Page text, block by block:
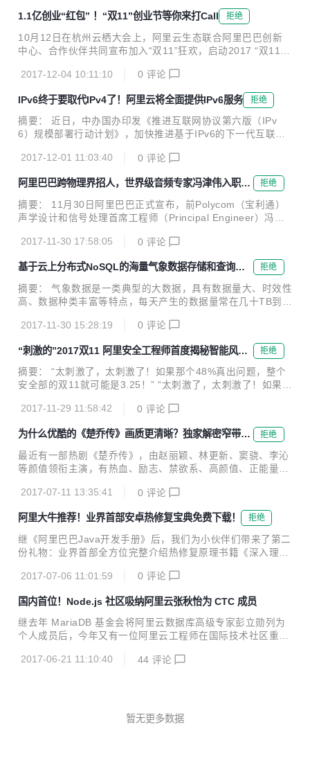
扩大的安全威胁维度和行业监管要求，企业对数据安全的防护
力度要求也在不断加码，亟需一套完整的数据安全产品，实现
不同场景应对的数据安全保护。 响应国家及市场要求，近日，
阿里云数据中台产品矩阵之一的隐私增强计算产品DataTrust
基础安全能力，及阿里云数据中台丰富的应用场景实践，能够
1.1亿创业“红包” ！“双11”创业节等你来打Call 拒绝
10月12日在杭州云栖大会上，阿里云生态联合阿里巴巴创新
中心、合作伙伴共同宣布加入“双11”狂欢，启动2017 “双11创
包”，以阿里大生态力量为初创企业提供全线科技赋能及品牌
冷启动等扶持。 据悉，“双11”创业“红包”精选于阿里巴巴创新
中心创业扶持计划---“风池计划”中的核心资源，包括阿里云、
芝麻信用、钉钉、淘宝众筹等阿里系资源；由生态伙伴提供的
数千款企业应用与服务；以及由头部创投媒体提供的初创企业
特性，“创业节”专设10月27日到31日的预热期，用户可以在此
2017-12-04 10:11:10 0 评论
IPv6终于要取代IPv4了！阿里云将全面提供IPv6服务 拒绝
摘要： 近日，中办国办印发《推进互联网协议第六版（IPv
6）规模部署行动计划》，加快推进基于IPv6的下一代互联网
亿，2020年末达到5亿，2025年末中国IPv6规模要达到世界
第一。 近日，中办国办印发《推进互联网协议第六版（IPv
6）规模部署行动计划》，加快推进基于IPv6的下一代互联网
规模部署，计划指出到2018年末国内IPv6活跃用户数要达到2
亿，2020年末达到5亿，2025年末中国IPv6规模要达到世界
第一。 阿里云宣布，为了建立下一代互联网自主技术体系和产
业生态，进一步实现下一代互联网在经济社会各领域深度融合
2017-12-01 11:03:40 0 评论
阿里巴巴跨物理界招人，世界级音频专家冯津伟入职人
工智能团队iDST
拒绝
摘要： 11月30日阿里巴巴正式宣布，前Polycom（宝利通）
声学设计和信号处理首席工程师（Principal Engineer）冯津
员，将负责语音交互设备端的声学设计和信号处理研究工作。
阿里巴巴iDST智能语音交互团队研究员 冯津伟 11月30日阿里
巴巴正式宣布，前Polycom（宝利通）声学设计和信号处理首
席工程师（Principal Engineer）冯津伟入职人工智能核心团
队iDST，担任智能语音交互团队研究员，将负责语音交互设备
职后，iDST迎来的又一位大牛级人物。 冯...
2017-11-30 17:58:05 0 评论
基于云上分布式NoSQL的海量气象数据存储和查询方
案
拒绝
摘要： 气象数据是一类典型的大数据，具有数据量大、时效性
高、数据种类丰富等特点，每天产生的数据量常在几十TB到上
象数据越来越成为一个难题，本文针对气象领域中海量模式数
据的存储和查询问题，分别介绍了传统方案和采用表格存储(T
ableStore)的方案，并对方案优缺点进行了一些总结。 前言
气象数据是一类典型的大数据，具有数据量大、时效性高、数
据种类丰富等特点。气象数据中大量的数据是时空数据，记录
量，每天产生的数据量常在几十TB到上百TB的规模，且在爆
2017-11-30 15:28:19 0 评论
“刺激的”2017双11 阿里安全工程师首度揭秘智能风控
平台MTEE3
拒绝
摘要： “太刺激了，太刺激了！如果那个48%真出问题，整个
安全部的双11就可能是3.25！” “太刺激了，太刺激了！如果那
了推眼镜，语速明显快了一些。伴随着肢体语言，知命表现出
来的是程序员解除了重大Bug时的那种兴奋与激动。 用这部IM
DB评分最高的电影向阿里安全的工程师致敬 MTEE3是什么？
那个48%又是什么鬼？ 知命，阿里安全业务安全产品技术高
级专家，智能风控平台MTEE3的技术负责人。这一切，他向
文名称叫业务安全智能风控平台，最后面的3代表这是全新一
2017-11-29 11:58:42 0 评论
为什么优酷的《楚乔传》画质更清晰？独家解密窄带高
清技术
拒绝
最近有一部热剧《楚乔传》，由赵丽颖、林更新、窦骁、李沁
等颜值领衔主演，有热血、励志、禁欲系、高颜值、正能量这
月4日，《楚乔传》迎来上线之后的历史性时刻——成为史上
最快突破200亿网播量大关的周播剧。这也和优酷、爱奇艺、
腾讯视频等多家视频平台的支持密不可分。 在网综、网剧遍地
开花、IP集体大爆发的同时，各电视剧纷纷与在线视频平台合
作同步网络开播，时至今日，电视剧的网络播放量过百亿已经
频内容及多元化服务，已经成为了网民最为重要的休闲娱乐、
2017-07-11 13:35:41 0 评论
阿里大牛推荐！业界首部安卓热修复宝典免费下载！ 拒绝
继《阿里巴巴Java开发手册》后，我们为小伙伴们带来了第二
份礼物：业界首部全方位完整介绍热修复原理书籍《深入理解
写，现已免费开放下载。 下载方式见文末 2017年6月，阿里
案——Sophix。在Android热修复的三大领域：代码修复、资
源修复、SO修复方面，以及方案的安全性和易用性方面，Sop
hix都做到了业界领先。 《深入探索Android热修复技术原理》
淘技术团队对系统底层的原创性发现，是业界首部全方位完整
2017-07-06 11:01:59 0 评论
国内首位！Node.js 社区吸纳阿里云张秋怡为 CTC 成员
继去年 MariaDB 基金会将阿里云数据库高级专家彭立勋列为
个人成员后，今年又有一位阿里云工程师在国际技术社区重要
云应用服务团队工程师。2016年，她毕业于中山大学软件工
吸纳为CTC（核心技术委员会）成员，而这也使得她成为国内
2017-06-21 11:10:40 44 评论
暂无更多数据